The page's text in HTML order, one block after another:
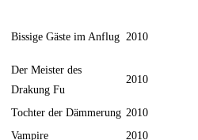
Bissige Gäste im Anflug 2010
Der Meister des
Drakung Fu
2010
Tochter der Dämmerung 2010
Vampire
2010